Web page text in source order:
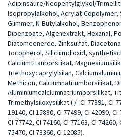
Adipinsäure/Neopentylglykol/
Isopropylalkohol, Acrylat-Copolymer,
Glimmer, N-Butylalkohol,
Dibenzoate, Algenextrakt, Hexanal,
Diatomeenerde, Zinksulfat,
Tocopherol, Siliciumdioxid,
Calciumtitanborsilikat,
Triethoxycaprylylsilan,
Methicon, Calciumnatriumborsilikat,
Aluminiumcalciumnatriumborsilikat,
Trimethylsiloxysilikat ( /- CI 77891, CI
19140, CI 15880, CI 77499, CI 42090,
CI 77742, CI 74160, CI 77163, CI 74260,
75470, CI 73360, CI 12085).